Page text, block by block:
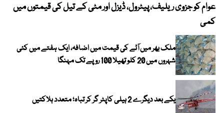
عوام کو جزوی ریلیف، پیٹرول، ڈیزل اور مٹی کے تیل کی قیمتوں میں
کمی
ملک بھر میں آٹے کی قیمت میں اضافہ، ایک ہفتے میں کئی
شہروں میں 20 کلو تھیلا 100 روپے تک مہنگا
یکے بعد دیگرے 2 ہیلی کاپٹر گر کر تباہ؛ متعدد ہلاکتیں